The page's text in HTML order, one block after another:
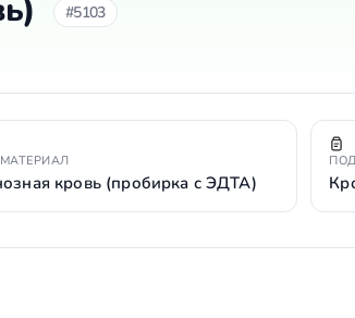
#5103
кровь (пробирка с ЭДТА)